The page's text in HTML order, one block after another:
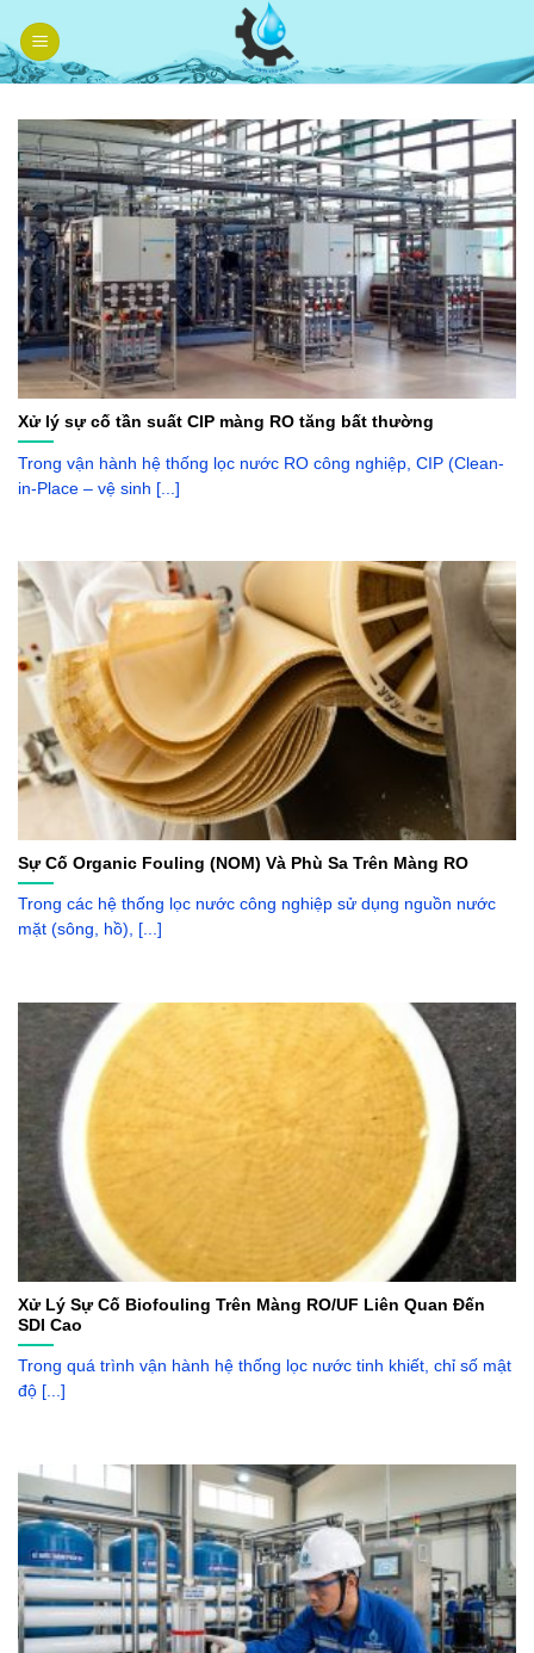
to
content
Xử lý sự cố tần suất CIP màng RO tăng bất thường
Trong vận hành hệ thống lọc nước RO công nghiệp, CIP (Clean-
in-Place – vệ sinh [...]
Sự Cố Organic Fouling (NOM) Và Phù Sa Trên Màng RO
Trong các hệ thống lọc nước công nghiệp sử dụng nguồn nước
mặt (sông, hồ), [...]
Xử Lý Sự Cố Biofouling Trên Màng RO/UF Liên Quan Đến
SDI Cao
Trong quá trình vận hành hệ thống lọc nước tinh khiết, chỉ số mật
độ [...]